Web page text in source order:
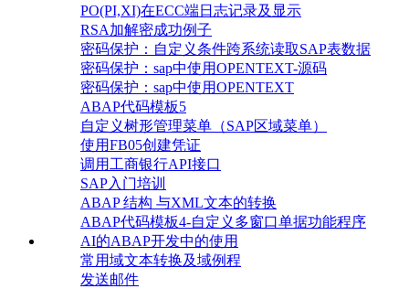
PO(PI,XI)在ECC端日志记录及显示
RSA加解密成功例子
密码保护：自定义条件跨系统读取SAP表数据
密码保护：sap中使用OPENTEXT-源码
密码保护：sap中使用OPENTEXT
ABAP代码模板5
自定义树形管理菜单（SAP区域菜单）
使用FB05创建凭证
调用工商银行API接口
SAP入门培训
ABAP 结构 与XML文本的转换
ABAP代码模板4-自定义多窗口单据功能程序
AI的ABAP开发中的使用
常用域文本转换及域例程
发送邮件